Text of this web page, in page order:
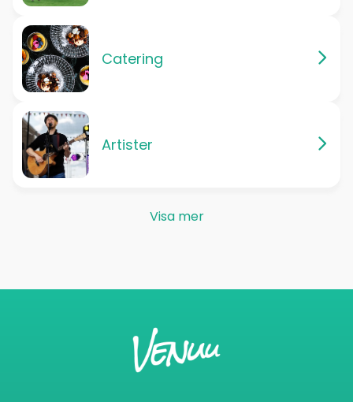
Catering
Artister
Visa mer